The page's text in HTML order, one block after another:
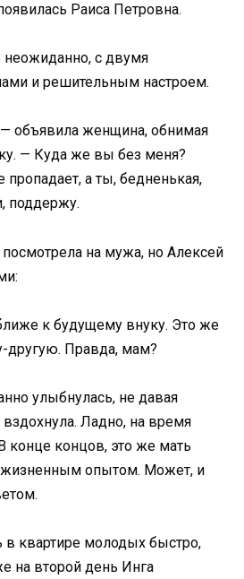
Раиса Петровна.
неожиданно, с двумя
и решительным настроем.
объявила женщина, обнимая
— Куда же вы без меня?
пропадает, а ты, бедненькая,
поддержу.
на мужа, но Алексей
к будущему внуку. Это же
другую. Правда, мам?
улыбнулась, не давая
вздохнула. Ладно, на время
конце концов, это же мать
опытом. Может, и
в квартире молодых быстро,
на второй день Инга